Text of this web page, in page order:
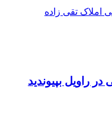
املاک تقی زاده